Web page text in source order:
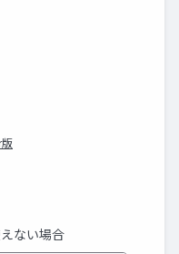
ない場合